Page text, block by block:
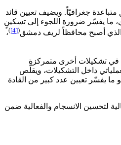
الأمر الذي يضفي لوناً عقائدياً على مناطق متباعدة جغرافيّاً. ويضيف تعيين قائد
ما يفسّر ضرورة اللجوء إلى تسكينٍ
الذي أصبح محافظاً لريف دمشق(
[4]
)،
في تشكيلات أخرى متمركزة
داخل التشكيلات، ويقلّص
ما يفسّر تعيين عدد كبير من القادة
لتحسين الانسجام والفعالية ضمن